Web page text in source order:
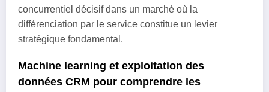
concurrentiel décisif dans un marché où la
différenciation par le service constitue un levier
stratégique fondamental.
Machine learning et exploitation des
données CRM pour comprendre les